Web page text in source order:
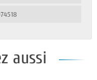
aussi